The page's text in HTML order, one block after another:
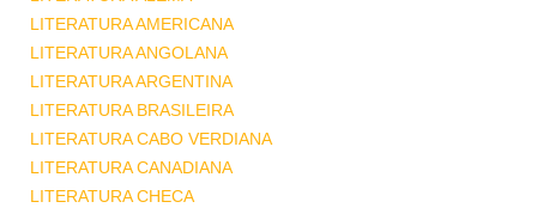
LITERATURA AMERICANA
LITERATURA ANGOLANA
LITERATURA ARGENTINA
LITERATURA BRASILEIRA
LITERATURA CABO VERDIANA
LITERATURA CANADIANA
LITERATURA CHECA